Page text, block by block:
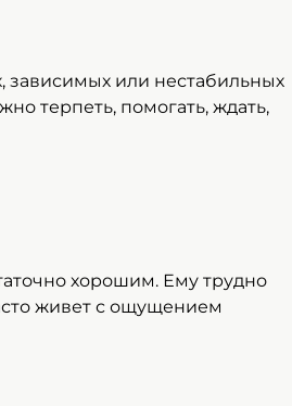
зависимых или нестабильных
терпеть, помогать, ждать,
хорошим. Ему трудно
живет с ощущением